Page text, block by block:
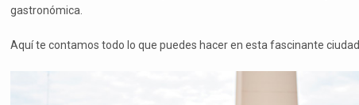
gastronómica.
Aquí te contamos todo lo que puedes hacer en esta fascinante ciudad.